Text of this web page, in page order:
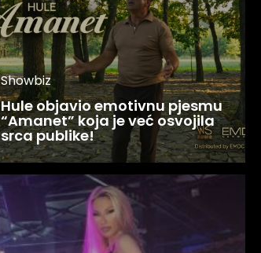
Showbiz
Hule objavio emotivnu pjesmu
“Amanet” koja je već osvojila
srca publike!